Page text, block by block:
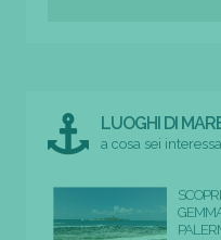
LUOGHI DI
a cosa sei